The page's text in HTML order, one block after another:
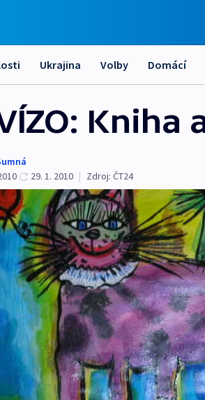
Ukrajina Volby Domácí
Kniha
29. 1. 2010 | Zdroj: ČT24